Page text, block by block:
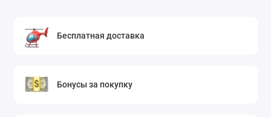
Бесплатная доставка
Бонусы за покупку